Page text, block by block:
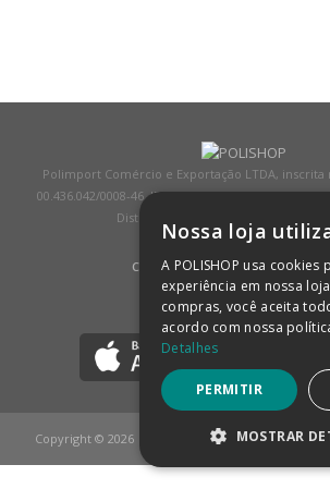
Polimport Comércio e Exportação LTDA, inscrita
00.436.042/0008-46, IE 407.458.707.103, com sede
Distrito Industrial, Jundiaí/SP, CEP:
COMPRA 100% SEGURA (SAIBA
BAIXE NOSSO APP
Copyright © 2026
Nossa loja
A POLISHOP usa
experiência em nossa
compras, você aceita
acordo com nossa
Detalhes
PERMITIR
MOSTRAR
ESTRITAMENTE